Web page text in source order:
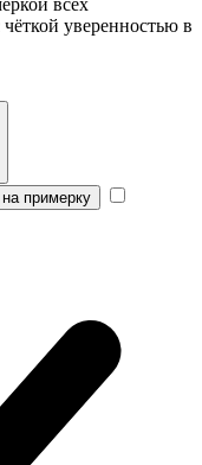
всех
уверенностью в
примерку